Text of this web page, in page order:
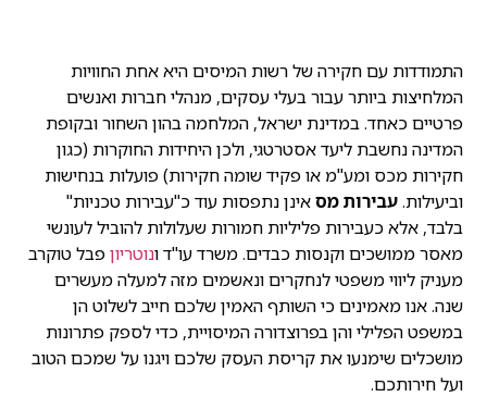
התמודדות עם חקירה של רשות המיסים היא אחת החוויות
המלחיצות ביותר עבור בעלי עסקים, מנהלי חברות ואנשים
פרטיים כאחד. במדינת ישראל, המלחמה בהון השחור ובקופת
המדינה נחשבת ליעד אסטרטגי, ולכן היחידות החוקרות (כגון
חקירות מכס ומע"מ או פקיד שומה חקירות) פועלות בנחישות
וביעילות.עבירות מסאינן נתפסות עוד כ"עבירות טכניות"
בלבד, אלא כעבירות פליליות חמורות שעלולות להוביל לעונשי
מאסר ממושכים וקנסות כבדים. משרד עו"ד ונוטריוןפבל טוקרב
מעניק ליווי משפטי לנחקרים ונאשמים מזה למעלה מעשרים
שנה. אנו מאמינים כי השותף האמין שלכם חייב לשלוט הן
במשפט הפלילי והן בפרוצדורה המיסויית, כדי לספק פתרונות
מושכלים שימנעו את קריסת העסק שלכם ויגנו על שמכם הטוב
ועל חירותכם.